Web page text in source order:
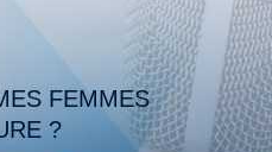
FEMMES
?